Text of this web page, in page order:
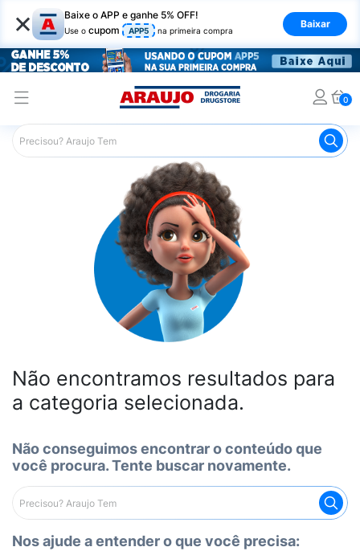
× Baixe o APP e ganhe 5% OFF!
Use o cupom APP5 na primeira compra
Baixar
0
Não encontramos resultados para
a categoria selecionada.
Não conseguimos encontrar o conteúdo que
você procura. Tente buscar novamente.
Nos ajude a entender o que você precisa: